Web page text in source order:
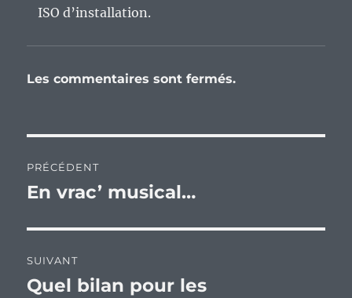
ISO d’installation.
Les commentaires sont fermés.
de
PRÉCÉDENT
Publication
En vrac’ musical…
SUIVANT
Publication
Quel bilan pour les